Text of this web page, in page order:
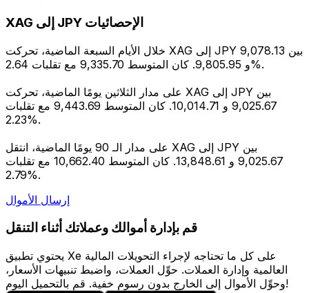
XAG إلى JPY الإحصائيات
خلال الأيام السبعة الماضية، تحركت XAG إلى JPY بين 9,078.13
و 9,805.95. كان المتوسط 9,335.70 مع تقلبات 2.64%.
على مدار الثلاثين يومًا الماضية، تحركت XAG إلى JPY بين
9,025.67 و 10,014.71. كان المتوسط 9,443.69 مع تقلبات
2.23%.
على مدار الـ 90 يومًا الماضية، انتقل XAG إلى JPY بين
9,025.67 و 13,848.61. كان المتوسط 10,662.40 مع تقلبات
2.79%.
إرسال الأموال
قم بإدارة أموالك وعملاتك أثناء التنقل
يحتوي تطبيق Xe على كل ما تحتاجه لإجراء التحويلات المالية
العالمية وإدارة العملات. حوِّل العملات، واضبط تنبيهات الأسعار،
وحوِّل الأموال إلى الخارج بدون رسوم خفية. قم بالتحميل اليوم!